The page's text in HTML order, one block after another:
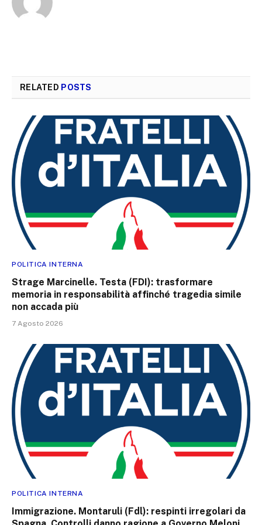
RELATED POSTS
POLITICA INTERNA
Strage Marcinelle. Testa (FDI): trasformare
memoria in responsabilità affinché tragedia simile
non accada più
7 Agosto 2026
POLITICA INTERNA
Immigrazione. Montaruli (Fdl): respinti irregolari da